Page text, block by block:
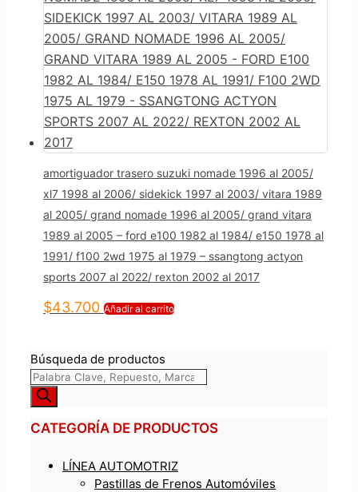
amortiguador trasero suzuki nomade 1996 al 2005/
xl7 1998 al 2006/ sidekick 1997 al 2003/ vitara 1989
al 2005/ grand nomade 1996 al 2005/ grand vitara
1989 al 2005 – ford e100 1982 al 1984/ e150 1978 al
1991/ f100 2wd 1975 al 1979 – ssangtong actyon
sports 2007 al 2022/ rexton 2002 al 2017
$43.700 Añadir al carrito
Búsqueda de productos
CATEGORÍA DE PRODUCTOS
LÍNEA AUTOMOTRIZ
Pastillas de Frenos Automóviles